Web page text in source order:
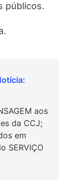
públicos.
aos
da CCJ;
em
SERVIÇO